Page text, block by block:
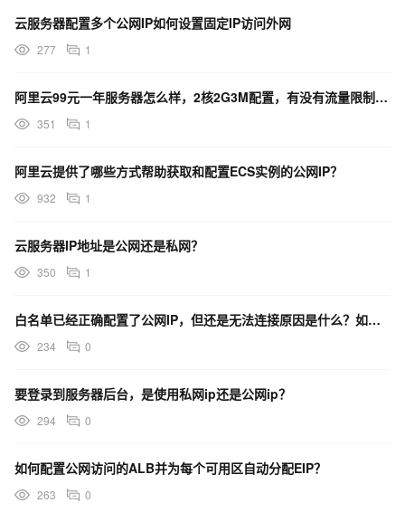
云服务器配置多个公网IP如何设置固定IP访问外网
277 1
阿里云99元一年服务器怎么样，2核2G3M配置，有没有流量限制有没有公网IP？
351 1
阿里云提供了哪些方式帮助获取和配置ECS实例的公网IP？
932 1
云服务器IP地址是公网还是私网？
350 1
白名单已经正确配置了公网IP，但还是无法连接原因是什么？如何解决？
234 0
要登录到服务器后台，是使用私网ip还是公网ip？
294 0
如何配置公网访问的ALB并为每个可用区自动分配EIP？
263 0